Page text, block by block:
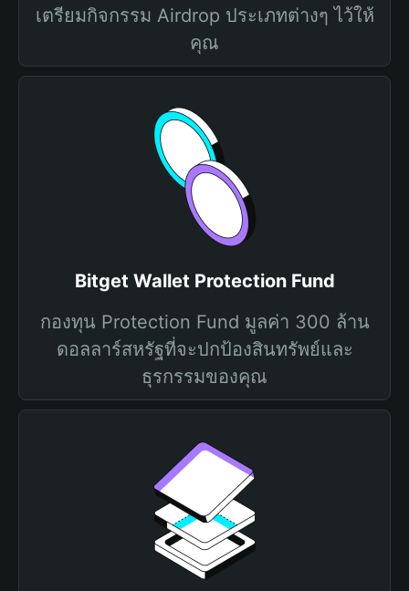
เตรียมกิจกรรม Airdrop ประเภทต่างๆ ไว้ให้
คุณ
Bitget Wallet Protection Fund
กองทุน Protection Fund มูลค่า 300 ล้าน
ดอลลาร์สหรัฐที่จะปกป้องสินทรัพย์และ
ธุรกรรมของคุณ